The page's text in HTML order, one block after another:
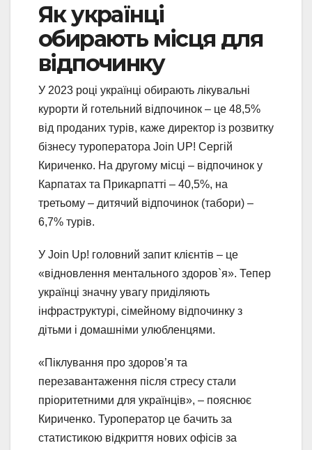
Як українці
обирають місця для
відпочинку
У 2023 році українці обирають лікувальні
курорти й готельний відпочинок – це 48,5%
від проданих турів, каже директор із розвитку
бізнесу туроператора Join UP! Сергій
Кириченко. На другому місці – відпочинок у
Карпатах та Прикарпатті – 40,5%, на
третьому – дитячий відпочинок (табори) –
6,7% турів.
У Join Up! головний запит клієнтів – це
«відновлення ментального здоров`я». Тепер
українці значну увагу приділяють
інфраструктурі, сімейному відпочинку з
дітьми і домашніми улюбленцями.
«Піклування про здоров’я та
перезавантаження після стресу стали
пріоритетними для українців», – пояснює
Кириченко. Туроператор це бачить за
статистикою відкриття нових офісів за